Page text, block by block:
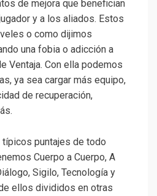
de mejora que benefician
y a los aliados. Estos
o como dijimos
una fobia o adicción a
Ventaja. Con ella podemos
ya sea cargar más equipo,
de recuperación,
puntajes de todo
Cuerpo a Cuerpo, A
Sigilo, Tecnología y
ellos divididos en otras